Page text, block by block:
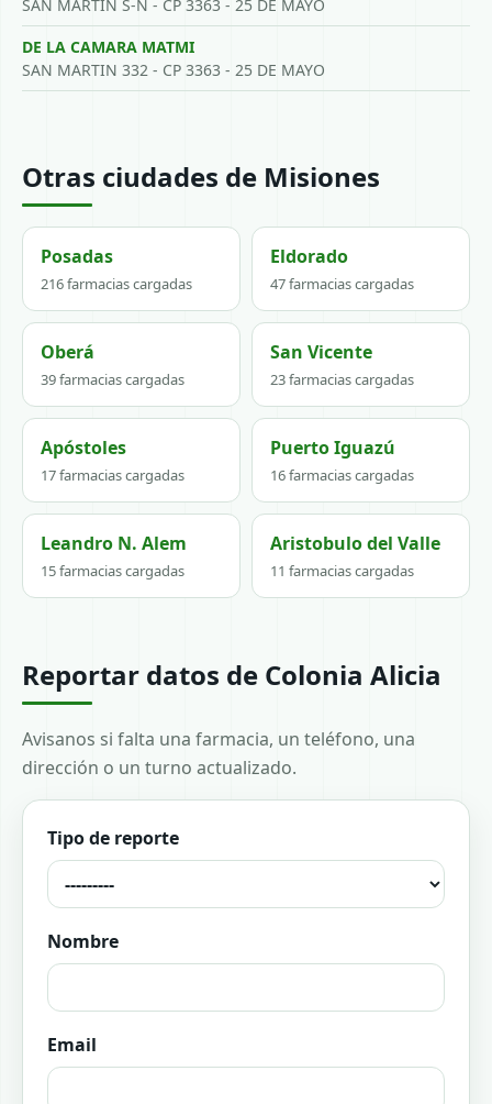
SAN MARTIN S-N - CP 3363 - 25 DE MAYO
DE LA CAMARA MATMI
SAN MARTIN 332 - CP 3363 - 25 DE MAYO
Otras ciudades de Misiones
Posadas
216 farmacias cargadas
Eldorado
47 farmacias cargadas
Oberá
39 farmacias cargadas
San Vicente
23 farmacias cargadas
Apóstoles
17 farmacias cargadas
Puerto Iguazú
16 farmacias cargadas
Leandro N. Alem
15 farmacias cargadas
Aristobulo del Valle
11 farmacias cargadas
Reportar datos de Colonia Alicia
Avisanos si falta una farmacia, un teléfono, una
dirección o un turno actualizado.
Tipo de reporte
Nombre
Email